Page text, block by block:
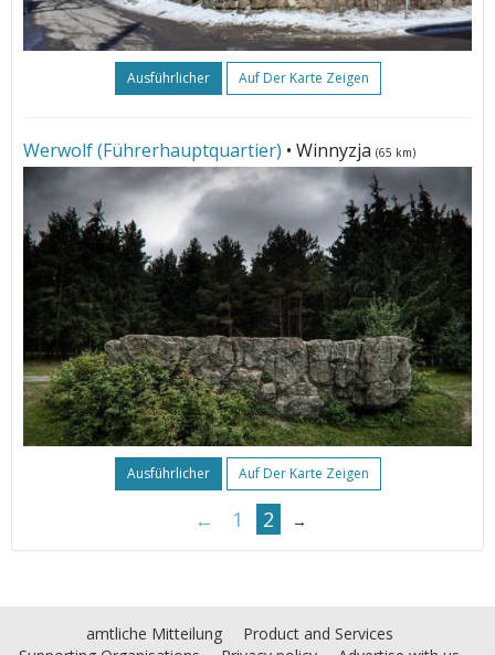
Ausführlicher Auf Der Karte Zeigen
Werwolf (Führerhauptquartier) • Winnyzja (65 km)
Ausführlicher Auf Der Karte Zeigen
← 1 2 →
amtliche Mitteilung
Product and Services